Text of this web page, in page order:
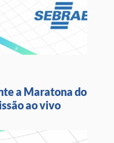
a Maratona do
ao vivo